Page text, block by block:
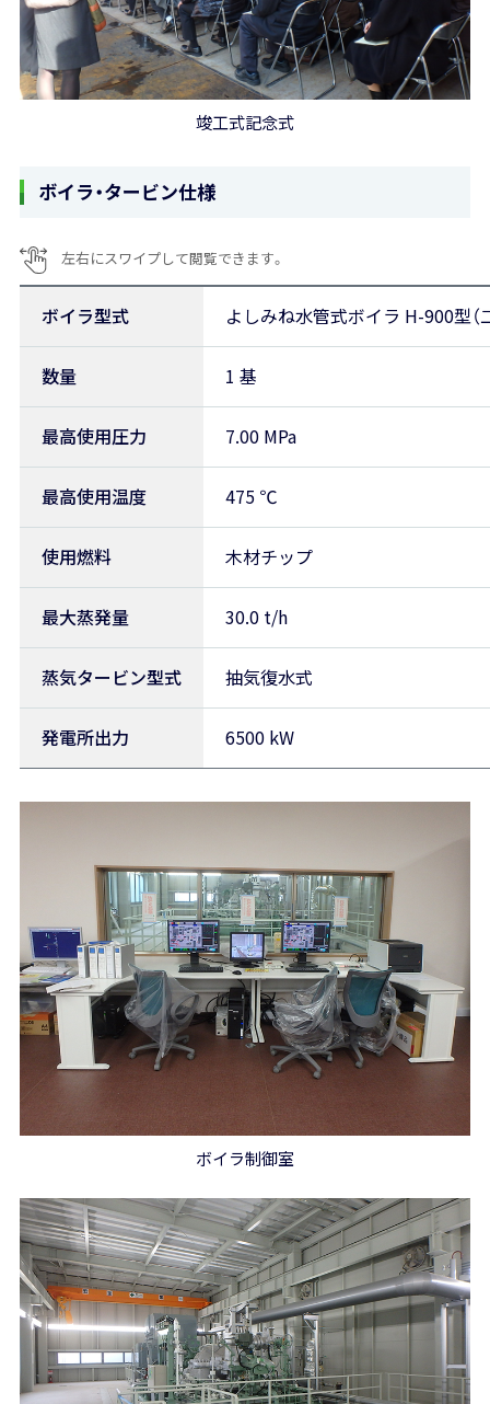
竣工式記念式
ボイラ・タービン仕様
ボイラ型式 よしみね水管式ボイラ H-900型（
数量 1 基
最高使用圧力 7.00 MPa
最高使用温度 475 ℃
使用燃料 木材チップ
最大蒸発量 30.0 t/h
蒸気タービン型式 抽気復水式
発電所出力 6500 kW
ボイラ制御室